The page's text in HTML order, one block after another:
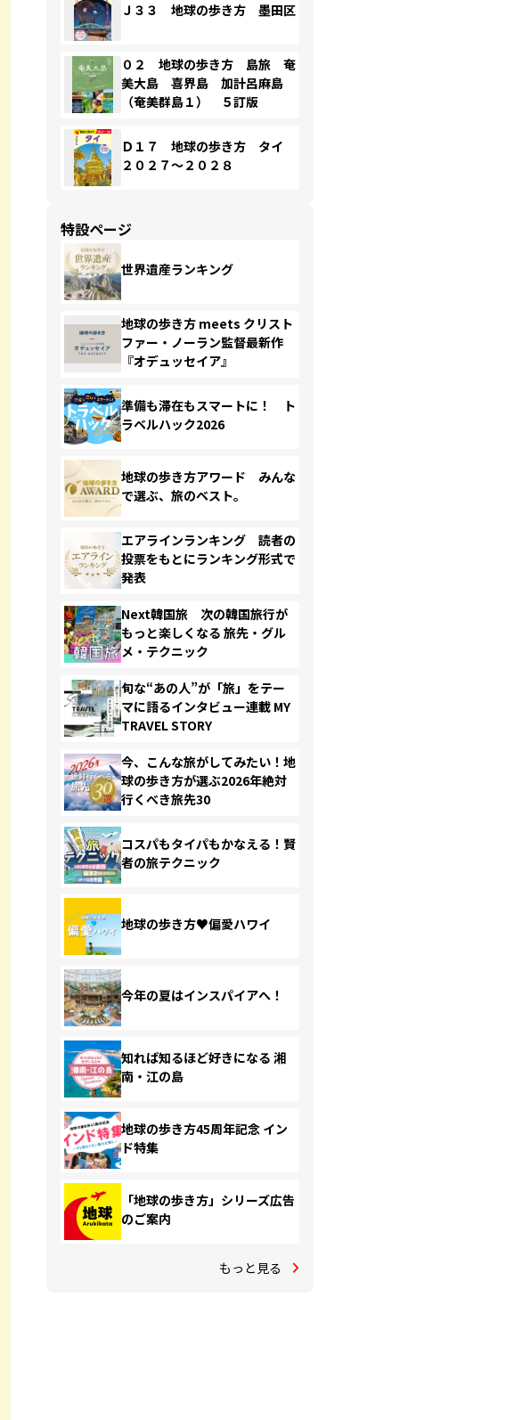
Ｊ３３ 地球の歩き方 墨田区
０２ 地球の歩き方 島旅 奄
美大島 喜界島 加計呂麻島
（奄美群島１） ５訂版
Ｄ１７ 地球の歩き方 タイ
２０２７～２０２８
特設ページ
世界遺産ランキング
地球の歩き方 meets クリスト
ファー・ノーラン監督最新作
『オデュッセイア』
準備も滞在もスマートに！ ト
ラベルハック2026
地球の歩き方アワード みんな
で選ぶ、旅のベスト。
エアラインランキング 読者の
投票をもとにランキング形式で
発表
Next韓国旅 次の韓国旅行が
もっと楽しくなる 旅先・グル
メ・テクニック
旬な“あの人”が「旅」をテー
マに語るインタビュー連載 MY
TRAVEL STORY
今、こんな旅がしてみたい！地
球の歩き方が選ぶ2026年絶対
行くべき旅先30
コスパもタイパもかなえる！賢
者の旅テクニック
地球の歩き方♥偏愛ハワイ
今年の夏はインスパイアへ！
知れば知るほど好きになる 湘
南・江の島
地球の歩き方45周年記念 イン
ド特集
「地球の歩き方」シリーズ広告
のご案内
もっと見る